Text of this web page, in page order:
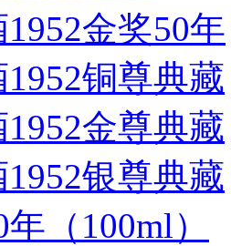
金奖50年
铜尊典藏
金尊典藏
银尊典藏
（100ml）